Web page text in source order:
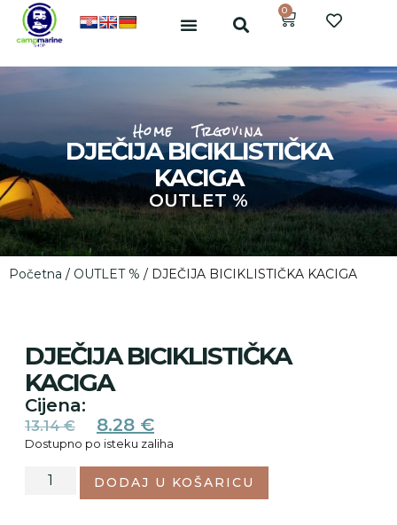
0
Home Trgovina
DJEČIJA BICIKLISTIČKA
KACIGA
OUTLET %
Početna / OUTLET % / DJEČIJA BICIKLISTIČKA KACIGA
DJEČIJA BICIKLISTIČKA
KACIGA
Cijena:
13.14€ 8.28 €
Dostupno po isteku zaliha
DODAJ U KOŠARICU